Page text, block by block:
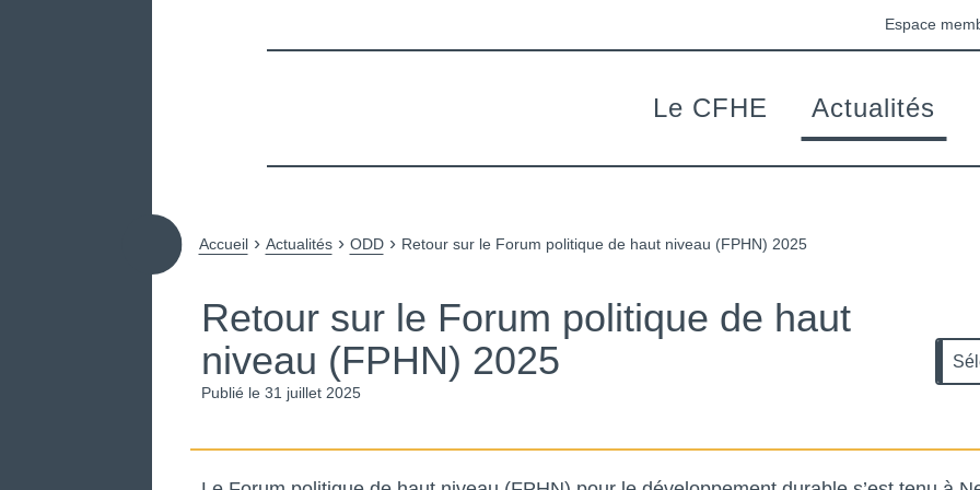
Espace
Le CFHE Actualités
Accueil› Actualités› ODD› Retour sur le Forum politique de haut niveau (FPHN) 2025
Retour sur le Forum politique de haut
niveau (FPHN) 2025
Publié le 31 juillet 2025